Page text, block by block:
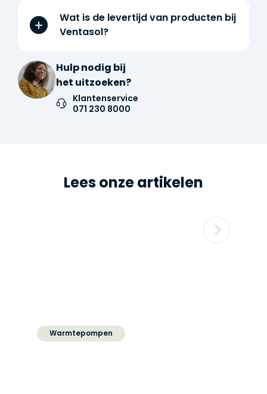
Wat is de levertijd van producten bij
Ventasol?
Hulp nodig bij
het uitzoeken?
Klantenservice
071 230 8000
Lees onze artikelen
Warmtepompen